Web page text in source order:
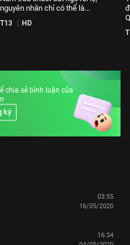
nguyên nhân chỉ có thể là...
T13 HD
chia sẻ bình luận của
ký
03:55
16/05/2020
16:34